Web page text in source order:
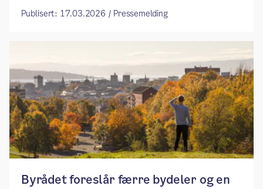
Publisert: 17.03.2026 / Pressemelding
Byrådet foreslår færre bydeler og en